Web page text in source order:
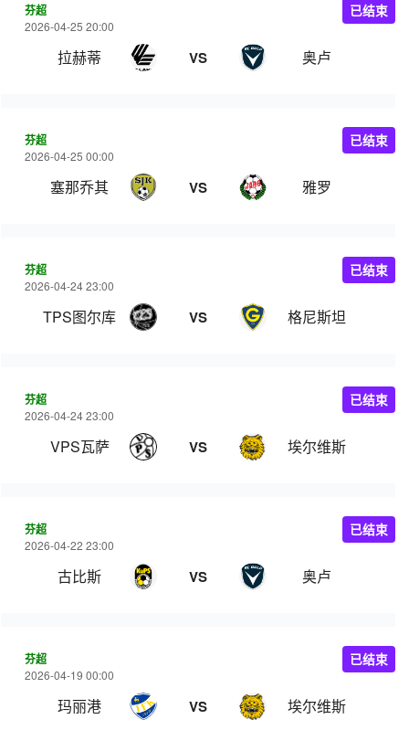
芬超
2026-04-25 20:00
拉赫蒂 VS 奥卢
已结束
芬超
2026-04-25 00:00
塞那乔其 VS 雅罗
已结束
芬超
2026-04-24 23:00
TPS图尔库 VS 格尼斯坦
已结束
芬超
2026-04-24 23:00
VPS瓦萨 VS 埃尔维斯
已结束
芬超
2026-04-22 23:00
古比斯 VS 奥卢
已结束
芬超
2026-04-19 00:00
玛丽港 VS 埃尔维斯
已结束